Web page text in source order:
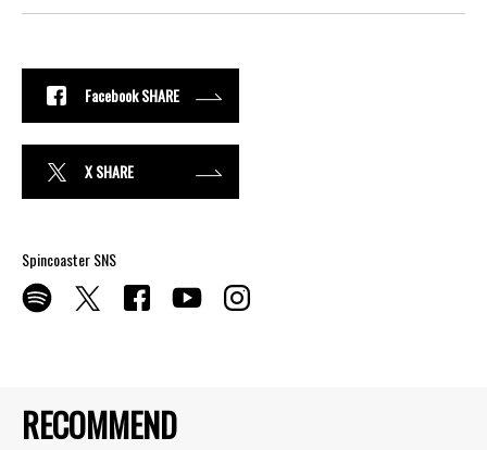
RECOMMEND
Facebook SHARE
X SHARE
Spincoaster SNS